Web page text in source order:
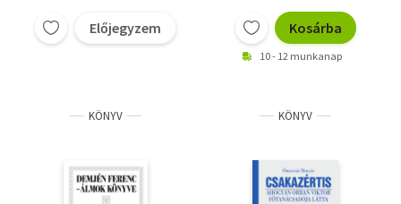
Előjegyzem Kosárba
10 - 12 munkanap
KÖNYV KÖNYV